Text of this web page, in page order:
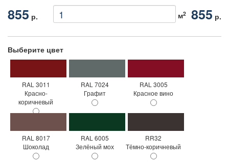
855 р. м2 855 р.
Выберите цвет
RAL 3011
Красно-
коричневый
RAL 7024
Графит
RAL 3005
Красное вино
RAL 8017
Шоколад
RAL 6005
Зелёный мох
RR32
Тёмно-коричневый